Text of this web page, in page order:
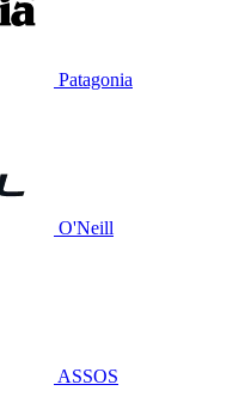
Patagonia
O'Neill
ASSOS